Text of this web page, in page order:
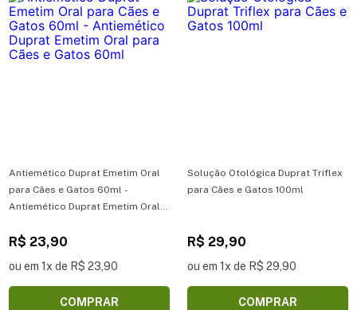
Antiemético Duprat Emetim Oral
para Cães e Gatos 60ml -
Antiemético Duprat Emetim Oral
R$ 23,90
ou em 1x de R$ 23,90
COMPRAR
Solução Otológica Duprat Triflex
para Cães e Gatos 100ml
R$ 29,90
ou em 1x de R$ 29,90
COMPRAR